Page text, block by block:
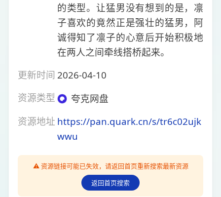
的类型。让猛男没有想到的是，凛
子喜欢的竟然正是强壮的猛男，阿
诚得知了凛子的心意后开始积极地
在两人之间牵线搭桥起来。
更新时间 2026-04-10
资源类型
夸克网盘
资源地址 https://pan.quark.cn/s/tr6c02ujk
wwu
⚠️ 资源链接可能已失效，请返回首页重新搜索最新资源
返回首页搜索